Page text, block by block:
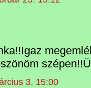
3. 15:00